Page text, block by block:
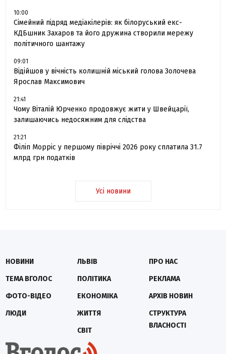
10:00
Сімейний підряд медіакілерів: як білоруський екс-
КДБшник Захаров та його дружина створили мережу
політичного шантажу
09:01
Відійшов у вічність колишній міський голова Золочева
Ярослав Максимович
21:41
Чому Віталій Юрченко продовжує жити у Швейцарії,
залишаючись недосяжним для слідства
21:21
Філіп Морріс у першому півріччі 2026 року сплатила 31.7
млрд грн податків
Усі новини
НОВИНИ
ТЕМА ВГОЛОС
ФОТО-ВІДЕО
ЛЮДИ
ЛЬВІВ
ПОЛІТИКА
ЕКОНОМІКА
ЖИТТЯ
СВІТ
ПРО НАС
РЕКЛАМА
АРХІВ НОВИН
СТРУКТУРА
ВЛАСНОСТІ